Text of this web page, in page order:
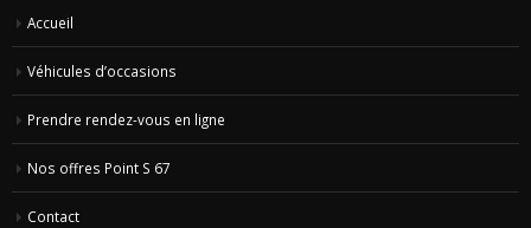
Accueil
Véhicules d’occasions
Prendre rendez-vous en ligne
Nos offres Point S 67
Contact